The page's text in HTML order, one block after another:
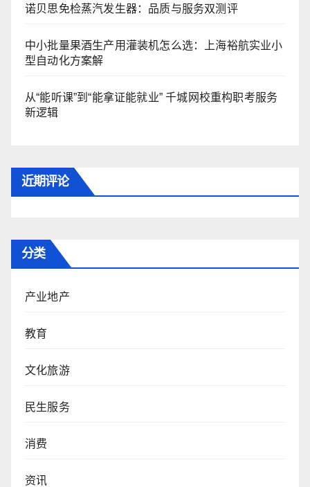
诺贝思免检蒸汽发生器：品质与服务双测评
中小批量果酒生产用灌装机怎么选：上海裕航实业小
型自动化方案解
从“能听课”到“能拿证能就业” 千城网校重构职考服务
新逻辑
近期评论
分类
产业地产
教育
文化旅游
民生服务
消费
资讯